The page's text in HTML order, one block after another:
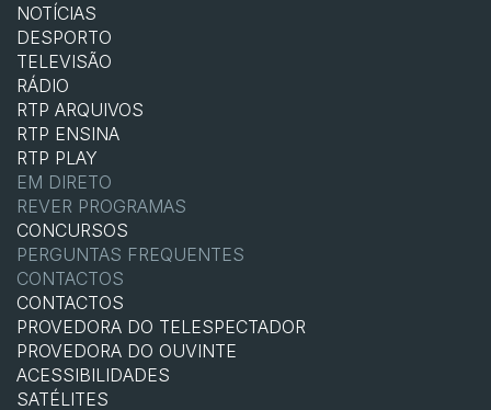
NOTÍCIAS
DESPORTO
TELEVISÃO
RÁDIO
RTP ARQUIVOS
RTP ENSINA
RTP PLAY
EM DIRETO
REVER PROGRAMAS
CONCURSOS
PERGUNTAS FREQUENTES
CONTACTOS
CONTACTOS
PROVEDORA DO TELESPECTADOR
PROVEDORA DO OUVINTE
ACESSIBILIDADES
SATÉLITES